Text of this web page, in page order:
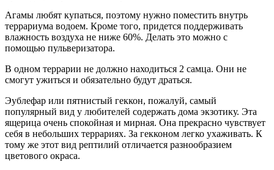
Агамы любят купаться, поэтому нужно поместить внутрь
террариума водоем. Кроме того, придется поддерживать
влажность воздуха не ниже 60%. Делать это можно с
помощью пульверизатора.
В одном террарии не должно находиться 2 самца. Они не
смогут ужиться и обязательно будут драться.
Эублефар или пятнистый геккон, пожалуй, самый
популярный вид у любителей содержать дома экзотику. Эта
ящерица очень спокойная и мирная. Она прекрасно чувствует
себя в небольших террариях. За гекконом легко ухаживать. К
тому же этот вид рептилий отличается разнообразием
цветового окраса.